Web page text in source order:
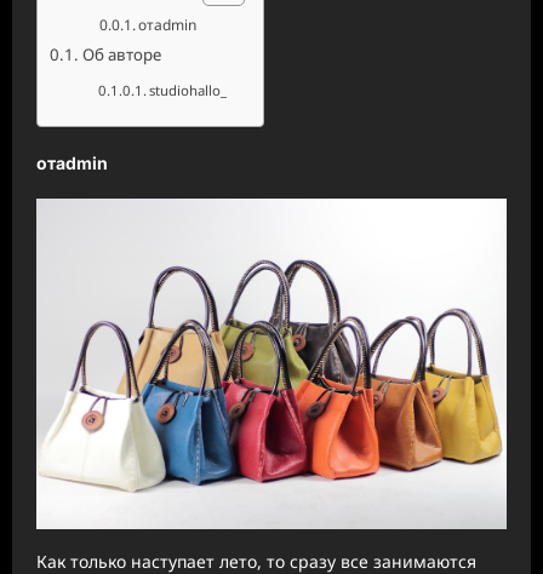
отadmin
Об авторе
studiohallo_
отadmin
Как только наступает лето, то сразу все занимаются